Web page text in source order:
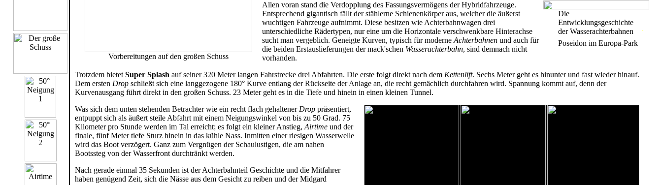
Vorbereitungen auf den großen Schuss
Die
Entwicklungsgeschichte
der Wasserachterbahnen
Poseidon im Europa-Park
.
Allen voran stand die Verdopplung des Fassungsvermögens der Hybridfahrzeuge.
Entsprechend gigantisch fällt der stählerne Schienenkörper aus, welcher die äußerst
wuchtigen Fahrzeuge aufnimmt. Diese besitzen wie Achterbahnwagen drei
unterschiedliche Rädertypen, nur eine um die Horizontale verschwenkbare Hinterachse
sucht man vergeblich. Geneigte Kurven, typisch für moderne Achterbahnen und auch für
die beiden Erstauslieferungen der mack'schen Wasserachterbahn, sind demnach nicht
vorhanden.
Trotzdem bietet Super Splash auf seiner 320 Meter langen Fahrstrecke drei Abfahrten. Die erste folgt direkt nach dem Kettenlift. Sechs Meter geht es hinunter und fast wieder hinauf.
Dem ersten Drop schließt sich eine langgezogene 180° Kurve entlang der Rückseite der Anlage an, die recht gemächlich durchfahren wird. Spannung kommt auf, denn der
Kurvenausgang führt direkt in den großen Schuss. 23 Meter geht es in die Tiefe und hinein in einen kleinen Tunnel.
Was sich dem unten stehenden Betrachter wie ein recht flach gehaltener Drop präsentiert,
entpuppt sich als äußert steile Abfahrt mit einem Neigungswinkel von bis zu 50 Grad. 75
Kilometer pro Stunde werden im Tal erreicht; es folgt ein kleiner Anstieg, Airtime und der
finale, fünf Meter tiefe Sturz hinein in das kühle Nass. Inmitten einer riesigen Wasserwelle
wird das Boot verzögert. Ganz zum Vergnügen der Schaulustigen, die am nahen
Bootssteg von der Wasserfront durchtränkt werden.
Nach gerade einmal 35 Sekunden ist der Achterbahnteil Geschichte und die Mitfahrer
haben genügend Zeit, sich die Nässe aus dem Gesicht zu reiben und der Midgard